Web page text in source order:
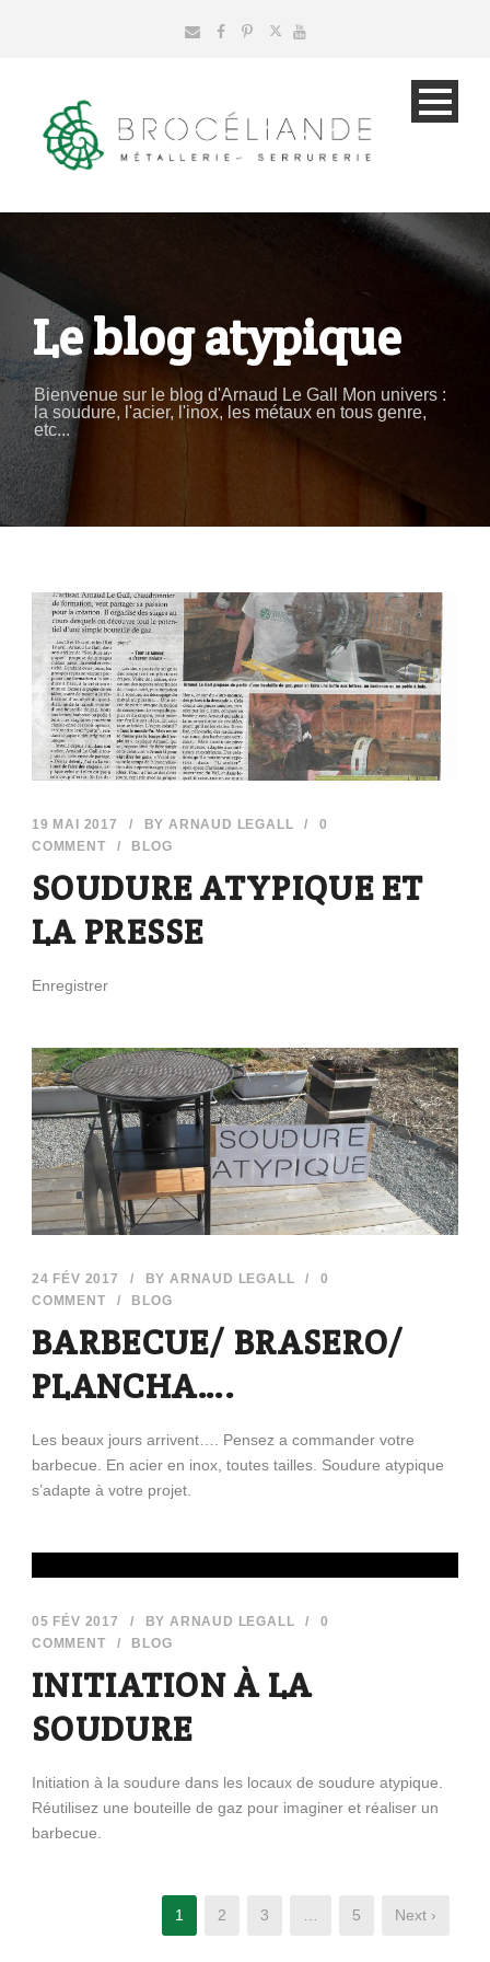
Le blog atypique
Bienvenue sur le blog d'Arnaud Le Gall Mon univers :
la soudure, l'acier, l'inox, les métaux en tous genre,
etc...
19 MAI 2017 / BY ARNAUD LEGALL /
0
COMMENT
/ BLOG
SOUDURE ATYPIQUE ET
LA PRESSE
Enregistrer
24 FÉV 2017 / BYARNAUD LEGALL /
0
COMMENT
/ BLOG
BARBECUE/ BRASERO/
PLANCHA….
Les beaux jours arrivent…. Pensez a commander votre
barbecue. En acier en inox, toutes tailles. Soudure atypique
s’adapte à votre projet.
05 FÉV 2017 / BYARNAUD LEGALL /
0
COMMENT
/ BLOG
INITIATION À LA
SOUDURE
Initiation à la soudure dans les locaux de soudure atypique.
Réutilisez une bouteille de gaz pour imaginer et réaliser un
barbecue.
1 2 3 5 Next ›